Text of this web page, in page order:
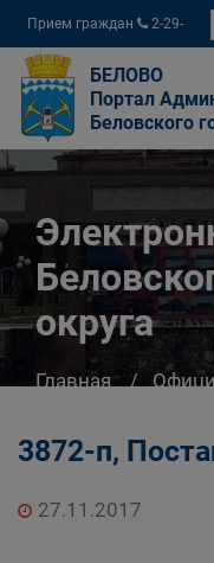
Прием граждан
2-29-
04
БЕЛОВО
Портал
Беловского
округа
Главная
городского округа
3872-п,
27.11.2017